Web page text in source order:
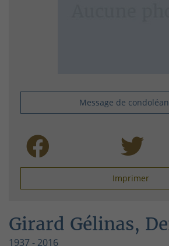
Message de
Imprimer
Girard Gélinas,
1937 - 2016